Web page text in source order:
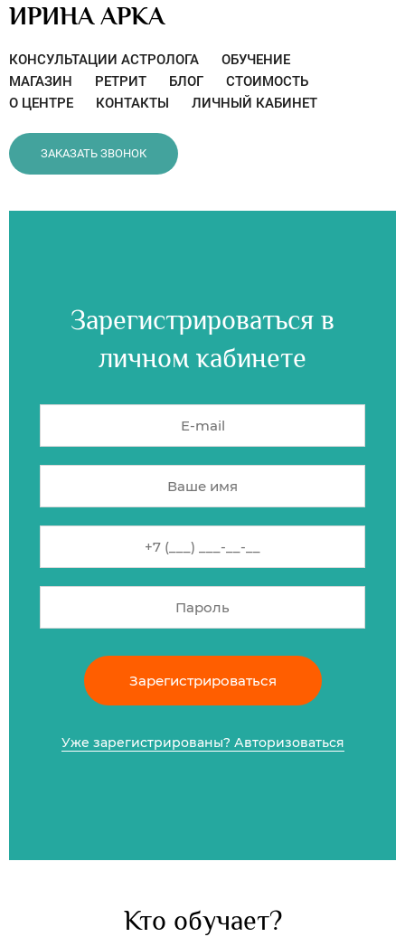
ИРИНА АРКА
КОНСУЛЬТАЦИИ АСТРОЛОГА
ОБУЧЕНИЕ
МАГАЗИН
РЕТРИТ БЛОГ
СТОИМОСТЬ
О ЦЕНТРЕ
КОНТАКТЫ ЛИЧНЫЙ КАБИНЕТ
ЗАКАЗАТЬ ЗВОНОК
Зарегистрироваться в
личном кабинете
Зарегистрироваться
Уже зарегистрированы? Авторизоваться
Кто обучает?